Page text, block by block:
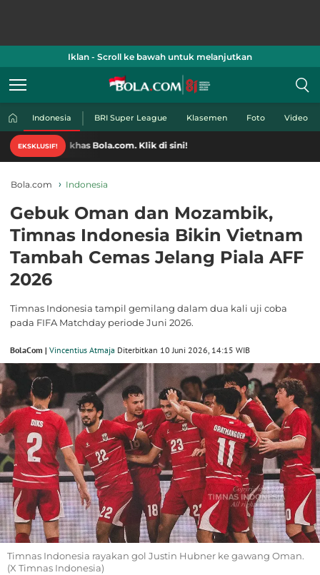
Iklan - Scroll ke bawah untuk melanjutkan
Indonesia BRI Super League Klasemen Foto Video
EKSKLUSIF!
khas Bola.com. Klik di sini!
Bola.com Indonesia
Gebuk Oman dan Mozambik,
Timnas Indonesia Bikin Vietnam
Tambah Cemas Jelang Piala AFF
2026
Timnas Indonesia tampil gemilang dalam dua kali uji coba
pada FIFA Matchday periode Juni 2026.
BolaCom | Vincentius Atmaja Diterbitkan 10 Juni 2026, 14:15 WIB
Timnas Indonesia rayakan gol Justin Hubner ke gawang Oman.
(X Timnas Indonesia)